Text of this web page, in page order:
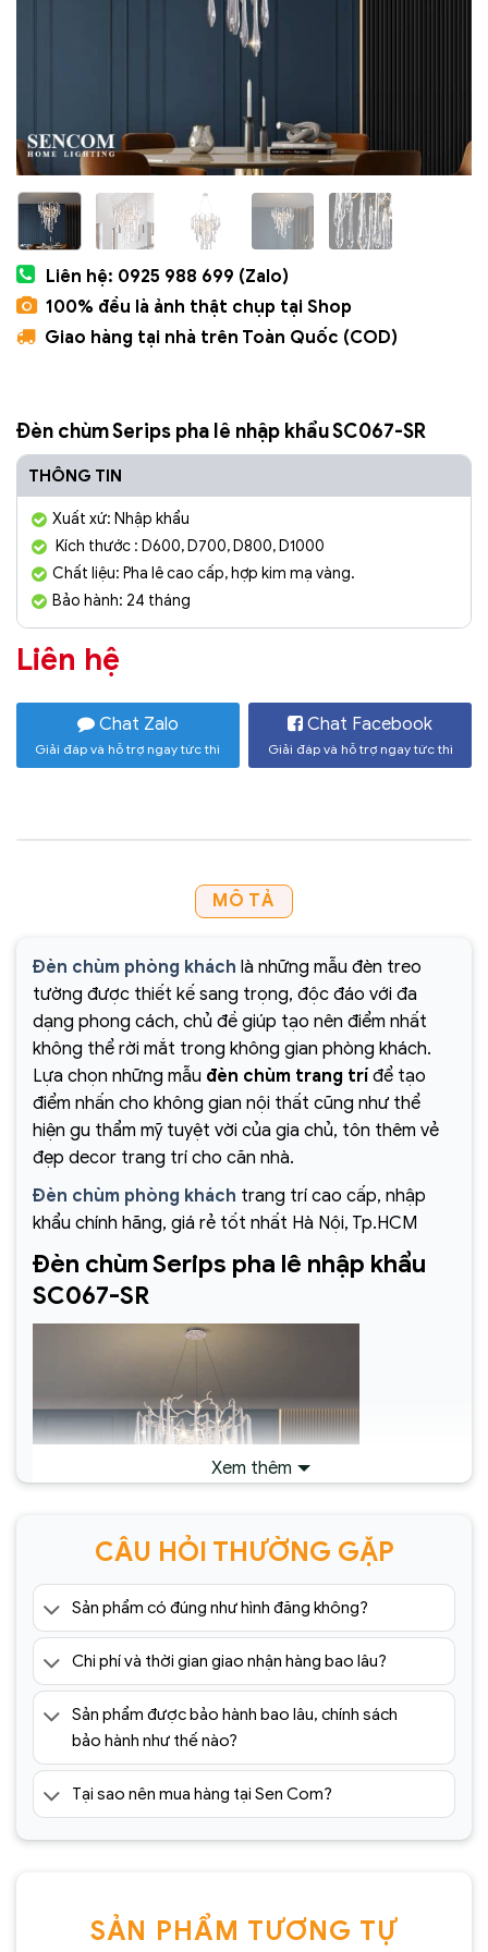
Liên hệ: 0925 988 699 (Zalo)
100% đều là ảnh thật chụp tại Shop
Giao hàng tại nhà trên Toàn Quốc (COD)
Đèn chùm Serips pha lê nhập khẩu SC067-SR
THÔNG TIN
Xuất xứ: Nhập khẩu
Kích thước : D600, D700, D800, D1000
Chất liệu: Pha lê cao cấp, hợp kim mạ vàng.
Bảo hành: 24 tháng
Liên hệ
Chat Zalo
Giải đáp và hỗ trợ ngay tức thì
Chat Facebook
Giải đáp và hỗ trợ ngay tức thì
MÔ TẢ
Đèn chùm phòng khách là những mẫu đèn treo
tường được thiết kế sang trọng, độc đáo với đa
dạng phong cách, chủ đề giúp tạo nên điểm nhất
không thể rời mắt trong không gian phòng khách.
Lựa chọn những mẫu đèn chùm trang trí để tạo
điểm nhấn cho không gian nội thất cũng như thể
hiện gu thẩm mỹ tuyệt vời của gia chủ, tôn thêm vẻ
đẹp decor trang trí cho căn nhà.
Đèn chùm phòng khách trang trí cao cấp, nhập
khẩu chính hãng, giá rẻ tốt nhất Hà Nội, Tp.HCM
Đèn chùm Serips pha lê nhập khẩu
SC067-SR
Đèn chùm Serips pha lê nhập khẩu SC067-
SR(1)
Xem thêm
CÂU HỎI THƯỜNG GẶP
Sản phẩm có đúng như hình đăng không?
Chi phí và thời gian giao nhận hàng bao lâu?
Sản phẩm được bảo hành bao lâu, chính sách
bảo hành như thế nào?
Tại sao nên mua hàng tại Sen Com?
SẢN PHẨM TƯƠNG TỰ